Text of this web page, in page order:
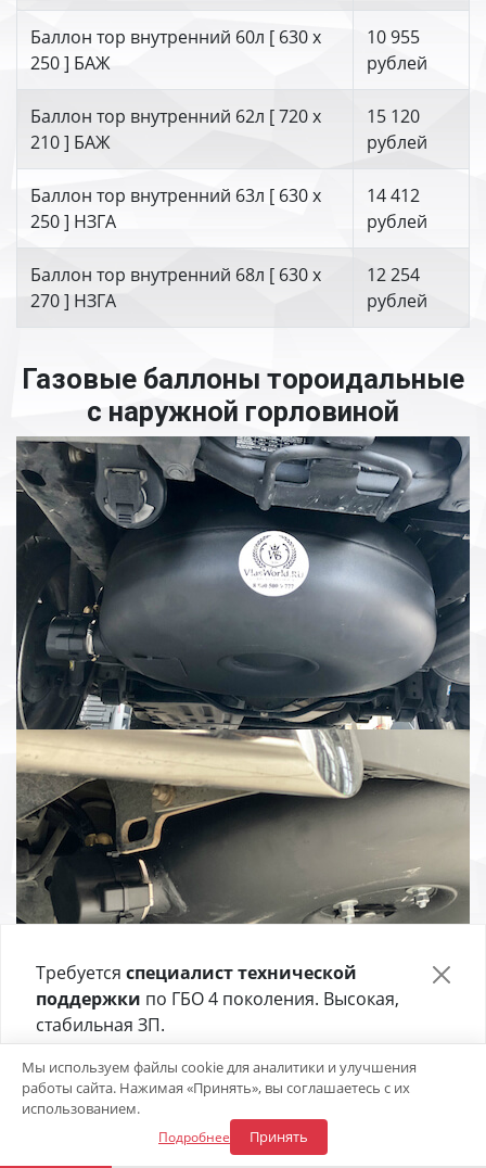
Баллон тор внутренний 60л [ 630 х
250 ] БАЖ
10 955
рублей
Баллон тор внутренний 62л [ 720 х
210 ] БАЖ
15 120
рублей
Баллон тор внутренний 63л [ 630 х
250 ] НЗГА
14 412
рублей
Баллон тор внутренний 68л [ 630 х
270 ] НЗГА
12 254
рублей
Газовые баллоны тороидальные
с наружной горловиной
Мы используем файлы cookie для аналитики и улучшения
работы сайта. Нажимая «Принять», вы соглашаетесь с их
использованием.
Подробнее Принять
Требуется специалист технической
поддержки по ГБО 4 поколения. Высокая,
стабильная ЗП.
Отправьте своё резюме в форме ниже 👇
Откликнуться на вакансию